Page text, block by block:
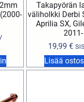
Takapyörän
väliholkki Derbi
Aprilia SX,
2011-
19,99€
Lisää